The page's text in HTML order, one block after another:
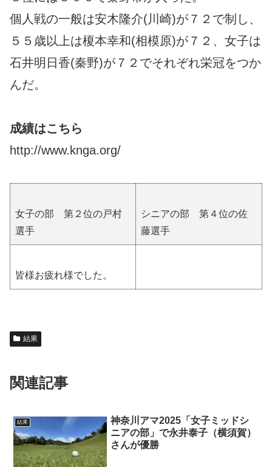
個人戦の一般は安木隆介(川崎)が７２で制し、
５５歳以上は榎本幸和(相模原)が７２、女子は
石井明日香(秦野)が７２でそれぞれ栄冠をつか
んだ。
成績はこちら
http://www.knga.org/
女子の部 第２位の戸村
選手
シニアの部 第４位の佐
藤選手
皆様お疲れ様でした。
結果
関連記事
結果
神奈川アマ2025「女子ミッドシ
ニアの部」で永井泰子（横須賀）
さんが優勝